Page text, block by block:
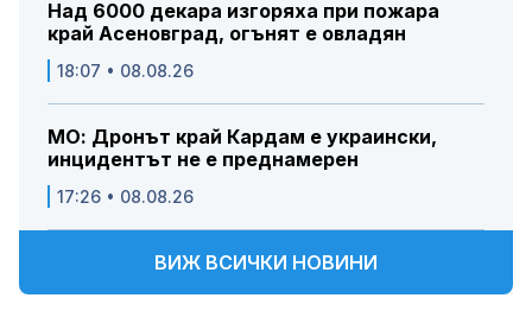
Над 6000 декара изгоряха при пожара
край Асеновград, огънят е овладян
18:07 • 08.08.26
МО: Дронът край Кардам е украински,
инцидентът не е преднамерен
17:26 • 08.08.26
ВИЖ ВСИЧКИ НОВИНИ